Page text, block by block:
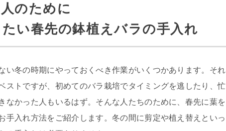
のために
い春先の鉢植えバラの手入れ
い冬の時期にやっておくべき作業がいくつかあります。それ
ストですが、初めてのバラ栽培でタイミングを逃したり、忙
なかった人もいるはず。そんな人たちのために、春先に葉を
手入れ方法をご紹介します。冬の間に剪定や植え替えといっ